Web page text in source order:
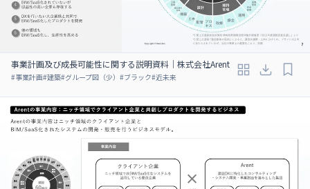
事業計画及び成長可能性に関する説明資料｜株式会社Arent
#事業計画#建築#グループ図（少） #ブラック#近未来